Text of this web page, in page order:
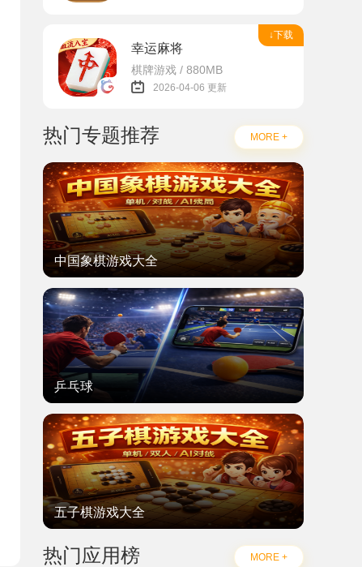
↓下载
幸运麻将
棋牌游戏 / 880MB
2026-04-06 更新
热门专题推荐 MORE +
中国象棋游戏大全
乒乓球
五子棋游戏大全
热门应用榜 MORE +